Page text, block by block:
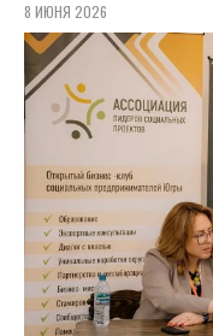
8 ИЮНЯ 2026